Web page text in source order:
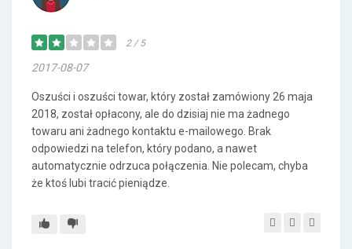
2 / 5
2017-08-07
Oszuści i oszuści towar, który został zamówiony 26 maja
2018, został opłacony, ale do dzisiaj nie ma żadnego
towaru ani żadnego kontaktu e-mailowego. Brak
odpowiedzi na telefon, który podano, a nawet
automatycznie odrzuca połączenia. Nie polecam, chyba
że ktoś lubi tracić pieniądze.